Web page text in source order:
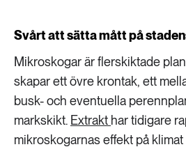
Svårt att sätta mått på
Mikroskogar är flerskiktade
skapar ett övre krontak, ett
busk- och eventuella
markskikt. Extrakt har tidigare
mikroskogarnas effekt på